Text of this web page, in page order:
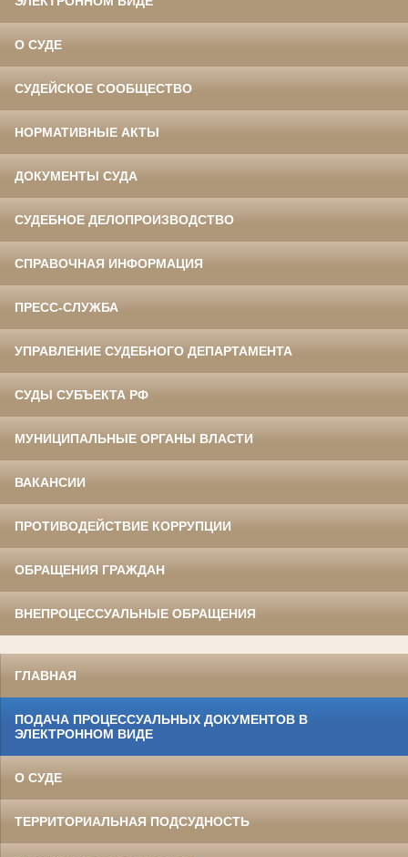
О СУДЕ
СУДЕЙСКОЕ СООБЩЕСТВО
НОРМАТИВНЫЕ АКТЫ
ДОКУМЕНТЫ СУДА
СУДЕБНОЕ ДЕЛОПРОИЗВОДСТВО
СПРАВОЧНАЯ ИНФОРМАЦИЯ
ПРЕСС-СЛУЖБА
УПРАВЛЕНИЕ СУДЕБНОГО ДЕПАРТАМЕНТА
СУДЫ СУБЪЕКТА РФ
МУНИЦИПАЛЬНЫЕ ОРГАНЫ ВЛАСТИ
ВАКАНСИИ
ПРОТИВОДЕЙСТВИЕ КОРРУПЦИИ
ОБРАЩЕНИЯ ГРАЖДАН
ВНЕПРОЦЕССУАЛЬНЫЕ ОБРАЩЕНИЯ
ГЛАВНАЯ
ПОДАЧА ПРОЦЕССУАЛЬНЫХ ДОКУМЕНТОВ В
ЭЛЕКТРОННОМ ВИДЕ
О СУДЕ
ТЕРРИТОРИАЛЬНАЯ ПОДСУДНОСТЬ